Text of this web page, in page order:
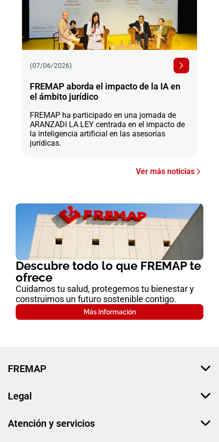
(07/06/2026)
FREMAP aborda el impacto de la IA en
el ámbito jurídico
FREMAP ha participado en una jornada de
ARANZADI LA LEY centrada en el impacto de
la inteligencia artificial en las asesorías
jurídicas.
Ver más noticias
Descubre todo lo que FREMAP te
ofrece
Cuidamos tu salud, protegemos tu bienestar y
construimos un futuro sostenible contigo.
Más información
FREMAP
Legal
Atención y servicios